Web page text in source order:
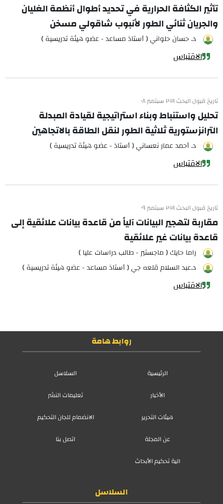
تأثير الكثافة الحرارية في تحديد أطوال أنظمة الغليان
والجريان ثنائي الطور لأنبوب شاقولي مسخن
د. حسان حلواني ( أستاذ مساعد - عضو هيئة تدريسية )
الاقتباس
تاريخ قبول البحث ٢٠٢١ سبتمبر ٠٨
تحليل واستنباط وبناء استراتيجية لقيادة المبدلة
الترانزستورية ثلاثية الطور لنقل الطاقة بالاتجاهين
د. أحمد عمار نعساني ( أستاذ - عضو هيئة تدريسية )
الاقتباس
تاريخ قبول البحث ٢٠٢١ سبتمبر ٠٩
مقاربة لتهجير البيانات آلياً من قاعدة بيانات علائقية إلى
قاعدة بيانات غير علائقية
راما حايك ( ماجستير - طالب دراسات عليا )
د.عبد السلام قلعه جي ( أستاذ مساعد - عضو هيئة تدريسية )
الاقتباس
روابط هامة
الرئيسية
السلاسل
الأخبار
تعليمات النشر
هيئات التحرير
الانضمام للجان التحكيم
عن المجلة
اتصل بنا
آلية تحكيم الأبحاث
السلاسل